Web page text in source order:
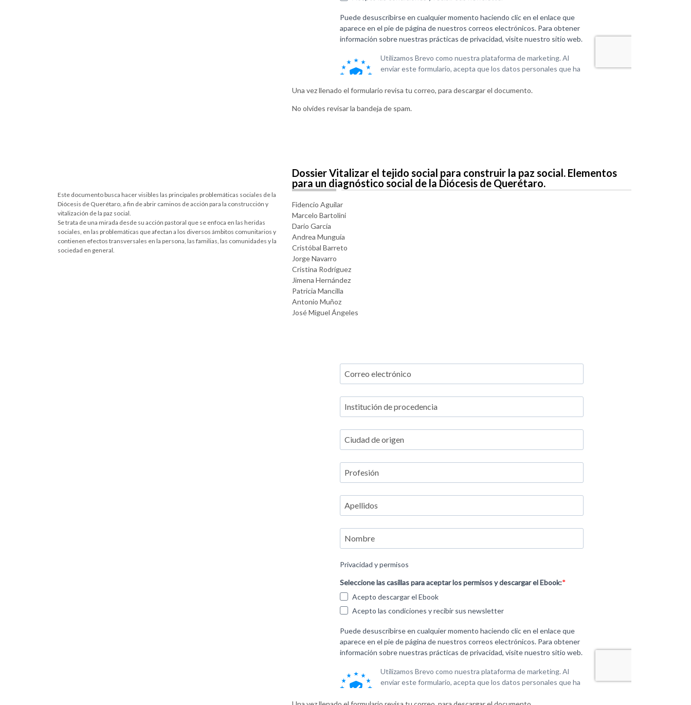
Una vez llenado el formulario revisa tu correo, para descargar el documento.
No olvides revisar la bandeja de spam.
Este documento busca hacer visibles las principales problemáticas sociales de la
Diócesis de Querétaro, a fin de abrir caminos de acción para la construcción y
vitalización de la paz social.
Se trata de una mirada desde su acción pastoral que se enfoca en las heridas
sociales, en las problemáticas que afectan a los diversos ámbitos comunitarios y
contienen efectos transversales en la persona, las familias, las comunidades y la
sociedad en general.
Dossier Vitalizar el tejido social para construir la paz social. Elementos
para un diagnóstico social de la Diócesis de Querétaro.
Fidencio Aguilar
Marcelo Bartolini
Dario García
Andrea Munguía
Cristóbal Barreto
Jorge Navarro
Cristina Rodríguez
Jimena Hernández
Patricia Mancilla
Antonio Muñoz
José Miguel Ángeles